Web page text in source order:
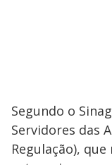
Segundo o
Servidores das
Regulação),